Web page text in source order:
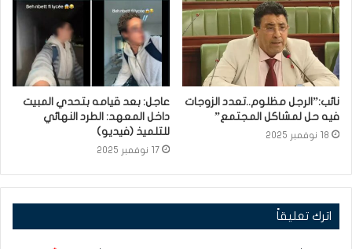
نائب:”الرجل مظلوم..تعدد الزوجات
فيه حل لمشاكل المجتمع”
18 نوفمبر 2025
عاجل: بعد قيامه بتحدي المبيت
داخل المعهد: الطرد النهائي
للتلميذ (فيديو)
17 نوفمبر 2025
اترك تعليقاً